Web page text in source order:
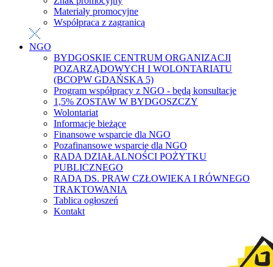
Materiały promocyjne
Współpraca z zagranicą
NGO
BYDGOSKIE CENTRUM ORGANIZACJI
POZARZĄDOWYCH I WOLONTARIATU
(BCOPW GDAŃSKA 5)
Program współpracy z NGO - będą konsultacje
1,5% ZOSTAW W BYDGOSZCZY
Wolontariat
Informacje bieżące
Finansowe wsparcie dla NGO
Pozafinansowe wsparcie dla NGO
RADA DZIAŁALNOŚCI POŻYTKU
PUBLICZNEGO
RADA DS. PRAW CZŁOWIEKA I RÓWNEGO
TRAKTOWANIA
Tablica ogłoszeń
Kontakt